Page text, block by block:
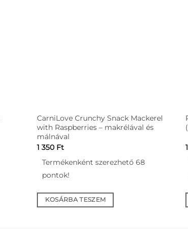
CarniLove Crunchy Snack Mackerel
with Raspberries – makrélával és
málnával
1 350 Ft
Termékenként szerezhető 68
pontok!
KOSÁRBA TESZEM